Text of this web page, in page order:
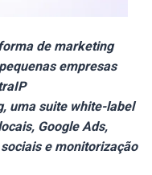
de marketing
empresas
uma suite white-label
Google Ads,
e monitorização